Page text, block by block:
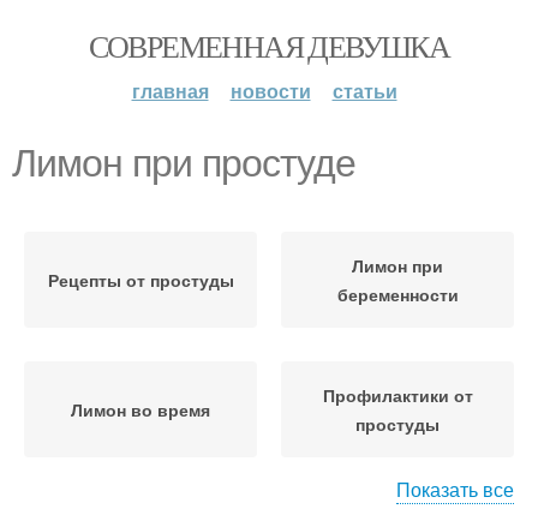
СОВРЕМЕННАЯ ДЕВУШКА
главная новости статьи
Лимон при простуде
Рецепты от простуды
Лимон при
беременности
Лимон во время
Профилактики от
простуды
Показать все